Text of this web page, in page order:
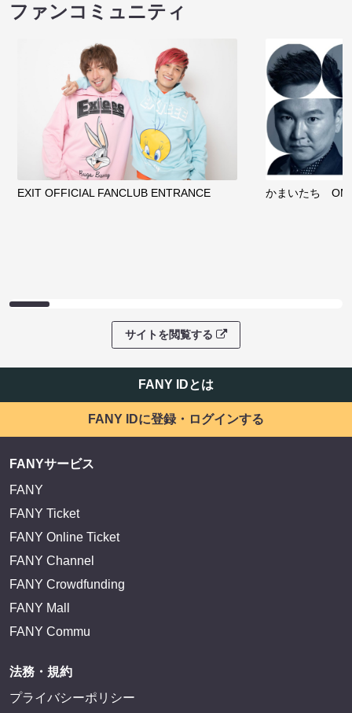
ファンコミュニティ
EXIT OFFICIAL FANCLUB ENTRANCE かまいたち
サイトを閲覧する
FANY IDとは
FANY IDに登録・ログインする
FANYサービス
FANY
FANY Ticket
FANY Online Ticket
FANY Channel
FANY Crowdfunding
FANY Mall
FANY Commu
法務・規約
プライバシーポリシー